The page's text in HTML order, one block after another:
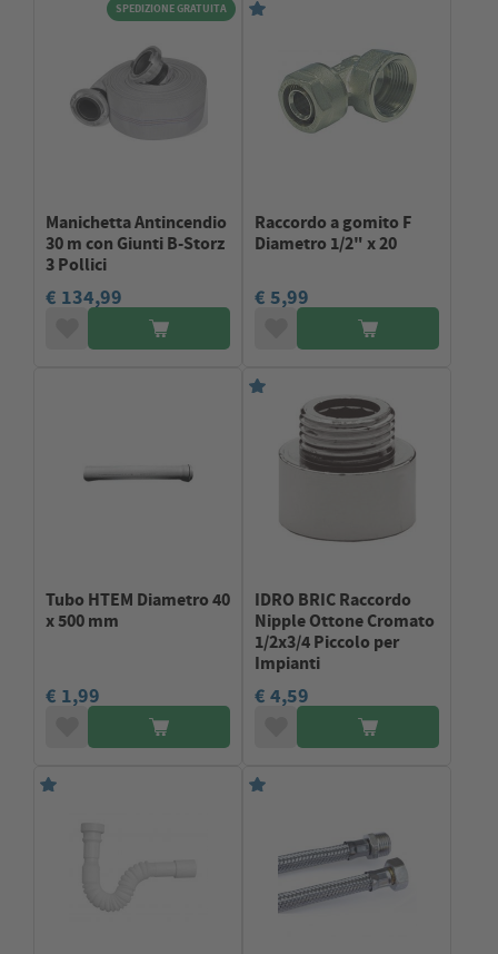
SPEDIZIONE GRATUITA
Manichetta Antincendio
30 m con Giunti B-Storz
3 Pollici
€ 134,99
Raccordo a gomito F
Diametro 1/2" x 20
€ 5,99
Tubo HTEM Diametro 40
x 500 mm
€ 1,99
IDRO BRIC Raccordo
Nipple Ottone Cromato
1/2x3/4 Piccolo per
Impianti
€ 4,59